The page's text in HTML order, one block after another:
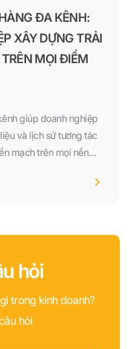
ĐA KÊNH:
XÂY DỰNG TRẢI
MỌI ĐIỂM
giúp doanh nghiệp
và lịch sử tương tác
mạch trên mọi nền
doanh nghiệp nâng
hỏi
trong kinh doanh?
hỏi